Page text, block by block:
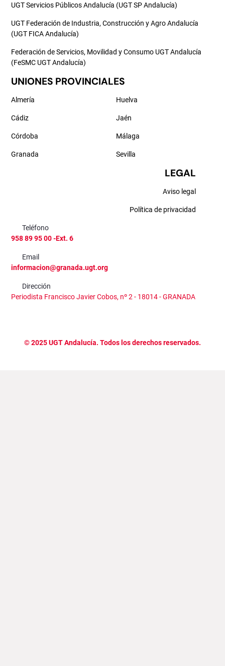
UGT Servicios Públicos Andalucía (UGT SP Andalucía)
UGT Federación de Industria, Construcción y Agro Andalucía
(UGT FICA Andalucía)
Federación de Servicios, Movilidad y Consumo UGT Andalucía
(FeSMC UGT Andalucía)
UNIONES PROVINCIALES
Almería
Cádiz
Córdoba
Granada
Huelva
Jaén
Málaga
Sevilla
LEGAL
Aviso legal
Política de privacidad
Teléfono
958 89 95 00 -Ext. 6
Email
informacion@granada.ugt.org
Dirección
Periodista Francisco Javier Cobos, nº 2 - 18014 - GRANADA
©2025UGT Andalucía. Todos los derechos reservados.